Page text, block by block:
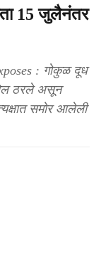
15 जुलैनंतर
: गोकुळ दूध
ठरले असून
समोर आलेली